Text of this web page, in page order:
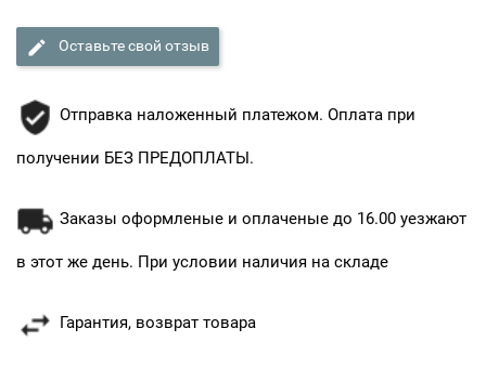
Оставьте свой отзыв
Отправка наложенный платежом. Оплата при
получении БЕЗ ПРЕДОПЛАТЫ.
Заказы оформленые и оплаченые до 16.00 уезжают
в этот же день. При условии наличия на складе
Гарантия, возврат товара